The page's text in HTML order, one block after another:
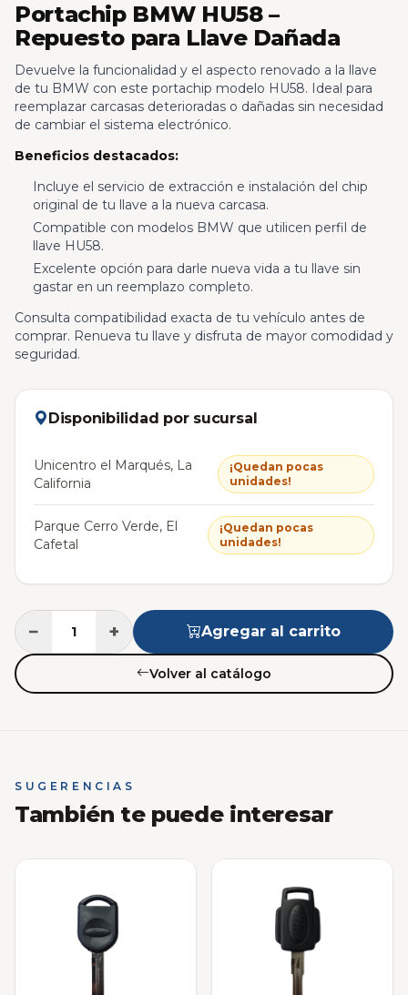
Portachip BMW HU58 –
Repuesto para Llave Dañada
Devuelve la funcionalidad y el aspecto renovado a la llave
de tu BMW con este portachip modelo HU58. Ideal para
reemplazar carcasas deterioradas o dañadas sin necesidad
de cambiar el sistema electrónico.
Beneficios destacados:
Incluye el servicio de extracción e instalación del chip
original de tu llave a la nueva carcasa.
Compatible con modelos BMW que utilicen perfil de
llave HU58.
Excelente opción para darle nueva vida a tu llave sin
gastar en un reemplazo completo.
Consulta compatibilidad exacta de tu vehículo antes de
comprar. Renueva tu llave y disfruta de mayor comodidad y
seguridad.
Disponibilidad por sucursal
Unicentro el Marqués, La
California
¡Quedan pocas
unidades!
Parque Cerro Verde, El
Cafetal
¡Quedan pocas
unidades!
− + Agregar al carrito
Volver al catálogo
SUGERENCIAS
También te puede interesar